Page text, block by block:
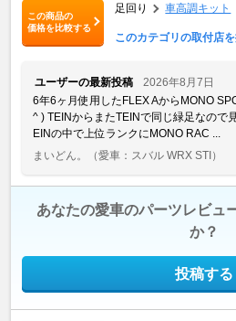
この商品の
価格を比較する
足回り 車高調キット
このカテゴリの取付店
ユーザーの最新投稿
2026年8月7日
6年6ヶ月使用したFLEX AからMONO
^ ) TEINからまたTEINで同じ緑足なので
EINの中で上位ランクにMONO RAC ...
まいどん。
（愛車：スバル WRX STI）
あなたの愛車のパーツレビュ
か？
投稿する